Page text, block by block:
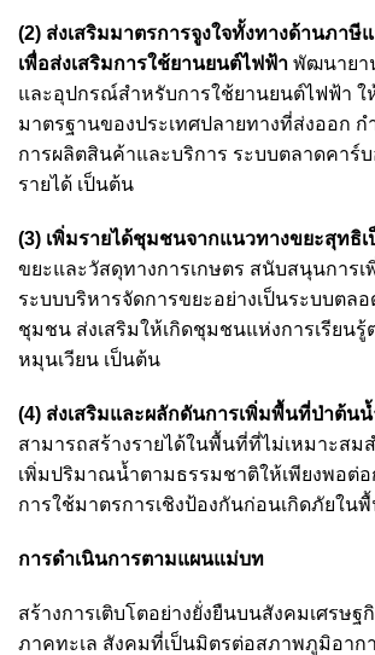
(2) ส่งเสริมมาตรการจูงใจทั้งทางด้านภาษี
เพื่อส่งเสริมการใช้ยานยนต์ไฟฟ้า พัฒนายา
และอุปกรณ์สำหรับการใช้ยานยนต์ไฟฟ้า ใ
มาตรฐานของประเทศปลายทางที่ส่งออก
การผลิตสินค้าและบริการ ระบบตลาดคาร์บ
รายได้ เป็นต้น
(3) เพิ่มรายได้ชุมชนจากแนวทางขยะสุทธิ
ขยะและวัสดุทางการเกษตร สนับสนุนการ
ระบบบริหารจัดการขยะอย่างเป็นระบบตล
ชุมชน ส่งเสริมให้เกิดชุมชนแห่งการเรียนรู้
หมุนเวียน เป็นต้น
(4) ส่งเสริมและผลักดันการเพิ่มพื้นที่ป่าต้น
สามารถสร้างรายได้ในพื้นที่ที่ไม่เหมาะสม
เพิ่มปริมาณน้ำตามธรรมชาติให้เพียงพอต่อ
การใช้มาตรการเชิงป้องกันก่อนเกิดภัยใน
การดำเนินการตามแผนแม่บท
สร้างการเติบโตอย่างยั่งยืนบนสังคมเศรษฐ
ภาคทะเล สังคมที่เป็นมิตรต่อสภาพภูมิอาก